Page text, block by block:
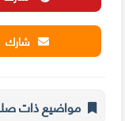
شارك
مواضيع ذات